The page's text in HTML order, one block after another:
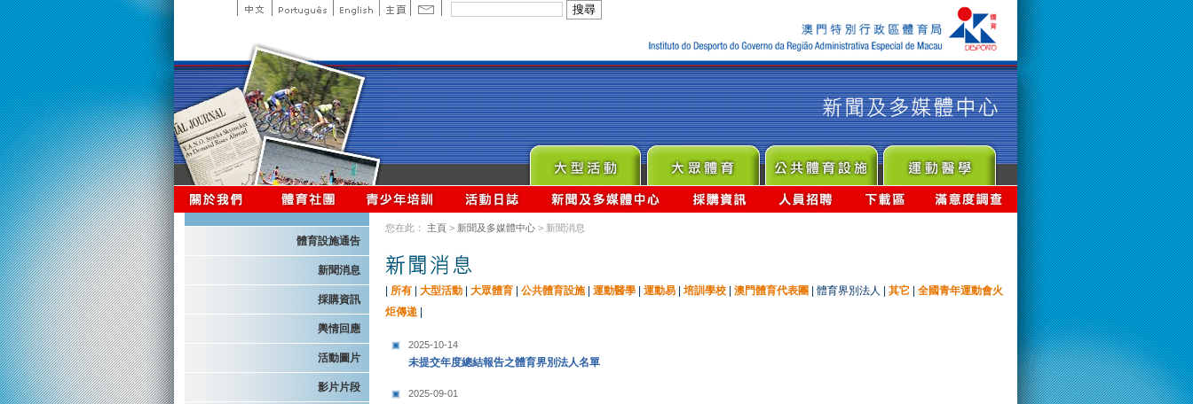
體育設施通告
新聞消息
採購資訊
輿情回應
活動圖片
影片片段
您在此： 主頁 > 新聞及多媒體中心 > 新聞消息
所有 大型活動 大眾體育 公共體育設施| 運動醫學 運動易 培訓學校 澳門體育代表團 體育界別法人 其它
全國青年運動會火
炬傳递
2025-10-14
未提交年度總結報告之體育界別法人名單
2025-09-01